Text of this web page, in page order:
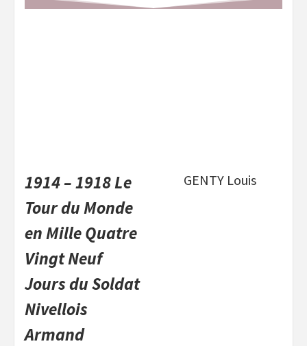
1914 – 1918 Le
Tour du Monde
en Mille Quatre
Vingt Neuf
Jours du Soldat
Nivellois
Armand
GENTY Louis